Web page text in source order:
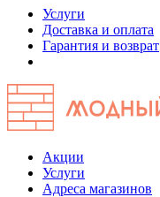
Услуги
Доставка и оплата
Гарантия и возврат
Акции
Услуги
Адреса магазинов